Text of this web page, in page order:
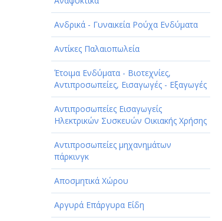
Ανδρικά - Γυναικεία Ρούχα Ενδύματα
Αντίκες Παλαιοπωλεία
Έτοιμα Ενδύματα - Βιοτεχνίες,
Αντιπροσωπείες, Εισαγωγές - Εξαγωγές
Αντιπροσωπείες Εισαγωγείς
Ηλεκτρικών Συσκευών Οικιακής Χρήσης
Αντιπροσωπείες μηχανημάτων
πάρκινγκ
Αποσμητικά Χώρου
Αργυρά Επάργυρα Είδη